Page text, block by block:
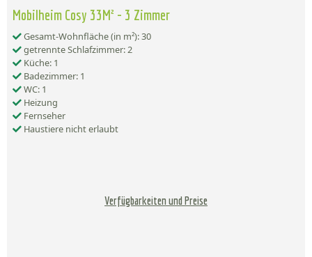
Mobilheim Cosy 33M² - 3 Zimmer
Gesamt-Wohnfläche (in m²): 30
getrennte Schlafzimmer: 2
Küche: 1
Badezimmer: 1
WC: 1
Heizung
Fernseher
Haustiere nicht erlaubt
Verfügbarkeiten und Preise